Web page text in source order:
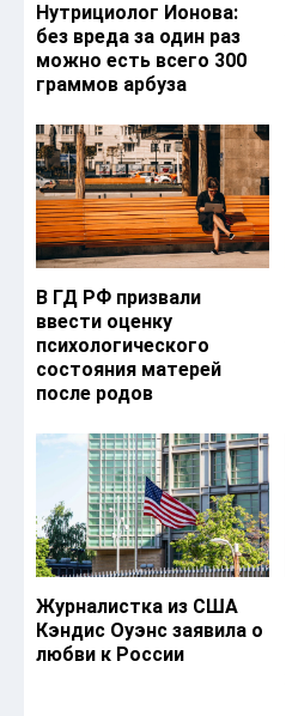
Нутрициолог Ионова:
без вреда за один раз
можно есть всего 300
граммов арбуза
В ГД РФ призвали
ввести оценку
психологического
состояния матерей
после родов
Журналистка из США
Кэндис Оуэнс заявила о
любви к России